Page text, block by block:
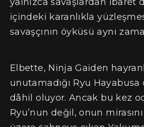
içindeki karanlıkla
savaşçının öyküsü aynı
Elbette, Ninja Gaiden
unutamadığı Ryu
dâhil oluyor. Ancak bu kez
Ryu’nun değil, onun